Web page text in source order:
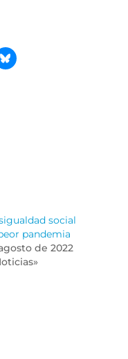
social
pandemia
de 2022